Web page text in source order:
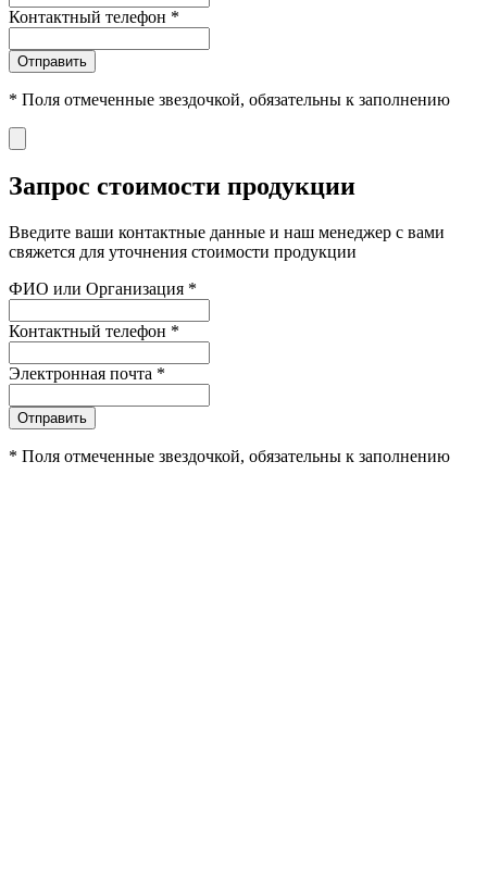
Контактный телефон *
Отправить
* Поля отмеченные звездочкой, обязательны к заполнению
Запрос стоимости продукции
Введите ваши контактные данные и наш менеджер с вами
свяжется для уточнения стоимости продукции
ФИО или Организация *
Контактный телефон *
Электронная почта *
Отправить
* Поля отмеченные звездочкой, обязательны к заполнению